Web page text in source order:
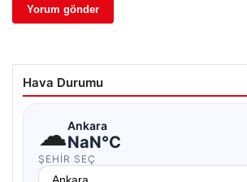
Hava Durumu
☁Ankara
NaN°C
ŞEHIR SEÇ